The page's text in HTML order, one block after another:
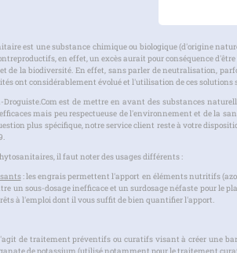
est une substance chimique ou biologique (d'origine
en effet, un excès aurait pour conséquence
de la biodiversité. En effet, sans parler de neutralisation,
ont considérablement évolué et l'utilisation de ces solutions
est de mettre en avant des substances
mais peu respectueuse de l'environnement et de la
plus spécifique, notre service client reste à votre
il faut noter des usages différents :
: les engrais permettent l'apport en éléments nutritifs
un sous-dosage inefficace et un surdosage néfaste pour
à l'emploi dont il vous suffit de bien quantifier l'apport.
de traitement préventifs ou curatifs visant à créer une